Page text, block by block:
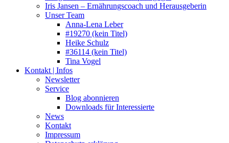
Iris Jansen – Ernährungscoach und Herausgeberin
Unser Team
Anna-Lena Leber
#19270 (kein Titel)
Heike Schulz
#36114 (kein Titel)
Tina Vogel
Kontakt | Infos
Newsletter
Service
Blog abonnieren
Downloads für Interessierte
News
Kontakt
Impressum